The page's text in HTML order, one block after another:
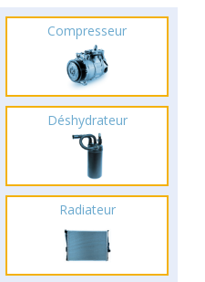
Compresseur
Déshydrateur
Radiateur